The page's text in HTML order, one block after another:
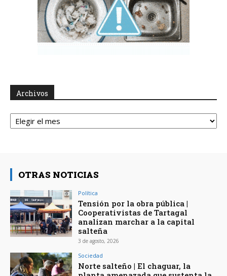
Archivos
Archivos
OTRAS NOTICIAS
Política
Tensión por la obra pública |
Cooperativistas de Tartagal
analizan marchar a la capital
salteña
3 de agosto, 2026
Sociedad
Norte salteño | El chaguar, la